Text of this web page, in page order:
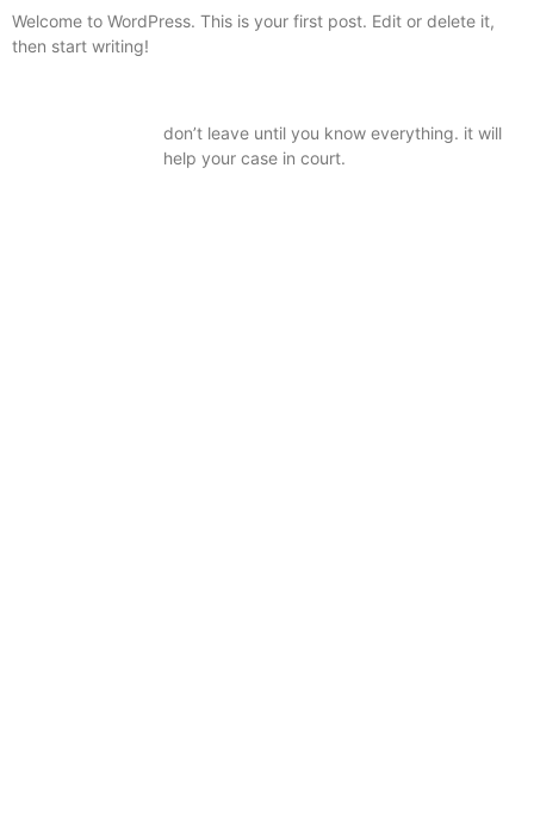
Welcome to WordPress. This is your first post. Edit or delete it,
then start writing!
don’t leave until you know everything. it will
help your case in court.